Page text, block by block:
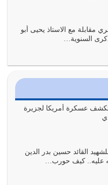
وطاعة للشيطان كلما كانوا
الأبدية والرزق
رسول الله معرفة سيرته
اترك القرآن على أصله
على…
مقابلة مع الاستاذ يحيى أبو
السنوية…
تكشف عسكرة أمريكا لجزيرة
القائد حسين بدر الدين
عليه.. كيف حورب…